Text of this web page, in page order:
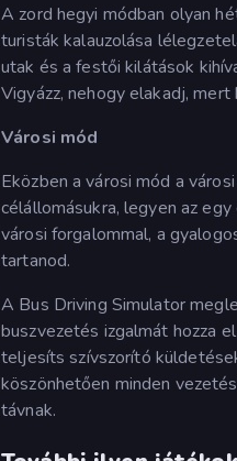
A zord hegyi módban olyan
turisták kalauzolása
utak és a festői kilátások
Vigyázz, nehogy elakadj,
Városi mód
Eközben a városi mód a
célállomásukra, legyen az
városi forgalommal, a
tartanod.
A Bus Driving Simulator
buszvezetés izgalmát hozza
teljesíts szívszorító
köszönhetően minden
távnak.